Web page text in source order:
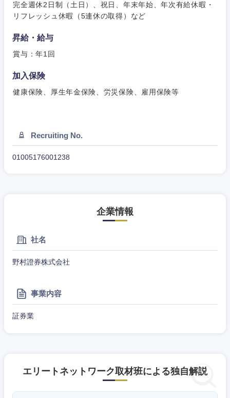
完全週休2日制（土日）、祝日、年末年始、年次有給休暇・
リフレッシュ休暇（5連休の取得）など
昇給・給与
賞与：年1回
加入保険
健康保険、厚生年金保険、労災保険、雇用保険等
Recruiting No.
01005176001238
企業情報
社名
野村證券株式会社
事業内容
証券業
エリートネットワーク取材班による独自解説
近畿地方